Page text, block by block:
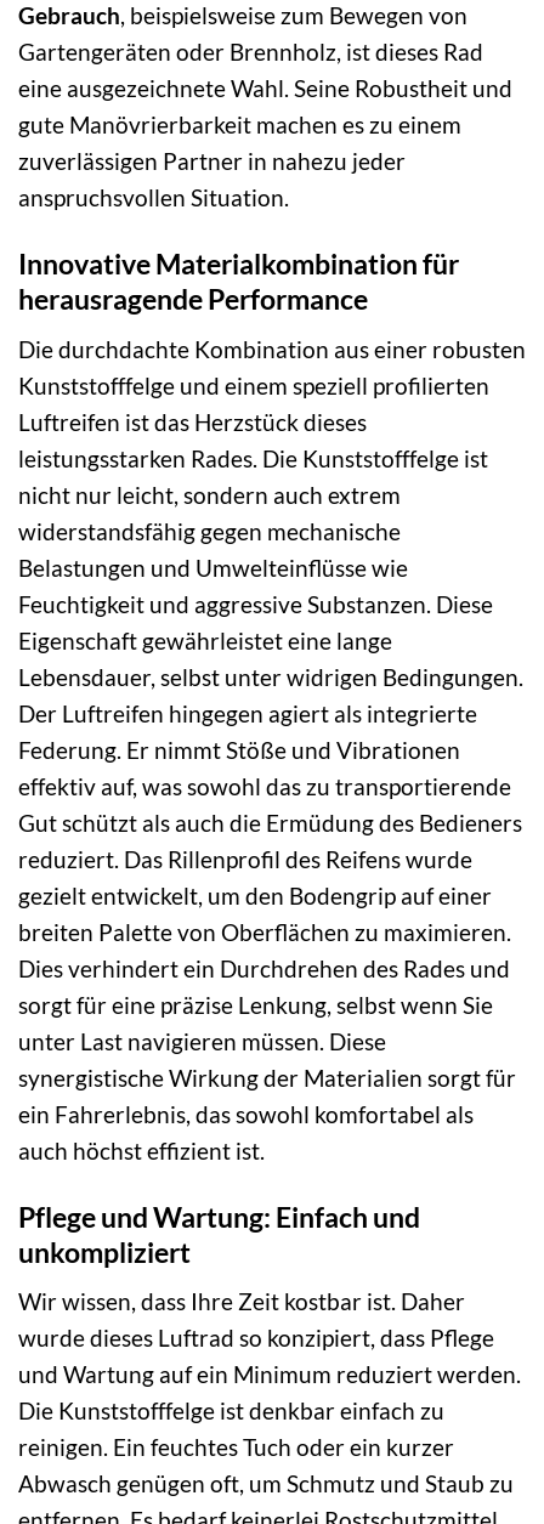
Gebrauch, beispielsweise zum Bewegen von
Gartengeräten oder Brennholz, ist dieses Rad
eine ausgezeichnete Wahl. Seine Robustheit und
gute Manövrierbarkeit machen es zu einem
zuverlässigen Partner in nahezu jeder
anspruchsvollen Situation.
Innovative Materialkombination für
herausragende Performance
Die durchdachte Kombination aus einer robusten
Kunststofffelge und einem speziell profilierten
Luftreifen ist das Herzstück dieses
leistungsstarken Rades. Die Kunststofffelge ist
nicht nur leicht, sondern auch extrem
widerstandsfähig gegen mechanische
Belastungen und Umwelteinflüsse wie
Feuchtigkeit und aggressive Substanzen. Diese
Eigenschaft gewährleistet eine lange
Lebensdauer, selbst unter widrigen Bedingungen.
Der Luftreifen hingegen agiert als integrierte
Federung. Er nimmt Stöße und Vibrationen
effektiv auf, was sowohl das zu transportierende
Gut schützt als auch die Ermüdung des Bedieners
reduziert. Das Rillenprofil des Reifens wurde
gezielt entwickelt, um den Bodengrip auf einer
breiten Palette von Oberflächen zu maximieren.
Dies verhindert ein Durchdrehen des Rades und
sorgt für eine präzise Lenkung, selbst wenn Sie
unter Last navigieren müssen. Diese
synergistische Wirkung der Materialien sorgt für
ein Fahrerlebnis, das sowohl komfortabel als
auch höchst effizient ist.
Pflege und Wartung: Einfach und
unkompliziert
Wir wissen, dass Ihre Zeit kostbar ist. Daher
wurde dieses Luftrad so konzipiert, dass Pflege
und Wartung auf ein Minimum reduziert werden.
Die Kunststofffelge ist denkbar einfach zu
reinigen. Ein feuchtes Tuch oder ein kurzer
Abwasch genügen oft, um Schmutz und Staub zu